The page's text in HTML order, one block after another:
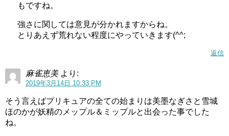
シェアする
フォローする
もですね。
強さに関しては意見が分かれますからね。
とりあえず荒れない程度にやっていきます(^^;
返信
麻雀恵美 より:
2019年3月14日 10:33 PM
そう言えばプリキュアの全ての始まりは美墨なぎさと雪城
ほのかが妖精のメップル＆ミップルと出会った事でした
ね。